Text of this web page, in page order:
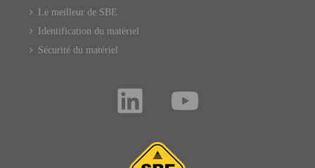
Le meilleur de SBE
Identification du matériel
Sécurité du matériel